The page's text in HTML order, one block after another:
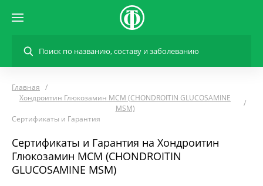
Главная
Хондроитин Глюкозамин МСМ (CHONDROITIN GLUCOSAMINE
MSM)
Сертификаты и Гарантия
Сертификаты и Гарантия на Хондроитин
Глюкозамин МСМ (CHONDROITIN
GLUCOSAMINE MSM)